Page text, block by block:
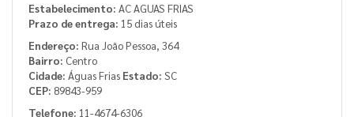
Estabelecimento: AC AGUAS FRIAS
Prazo de entrega: 15 dias úteis
Endereço: Rua João Pessoa, 364
Bairro: Centro
Cidade: Águas Frias Estado: SC
CEP: 89843-959
Telefone: 11-4674-6306